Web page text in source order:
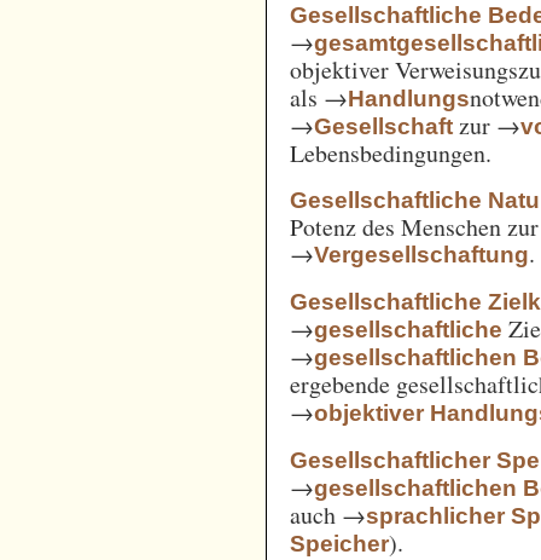
Gesellschaftliche
→
objektiver
als →Handlungs
→Gesellschaft zur →
Lebensbedingungen.
Gesellschaftliche
Potenz des Menschen
→Vergesellschaftung.
Gesellschaftliche
→gesellschaftliche
→gesellschaftlichen
ergebende
→objektiver
Gesellschaftlicher
→gesellschaftlichen
auch →sprachlicher
Speicher).